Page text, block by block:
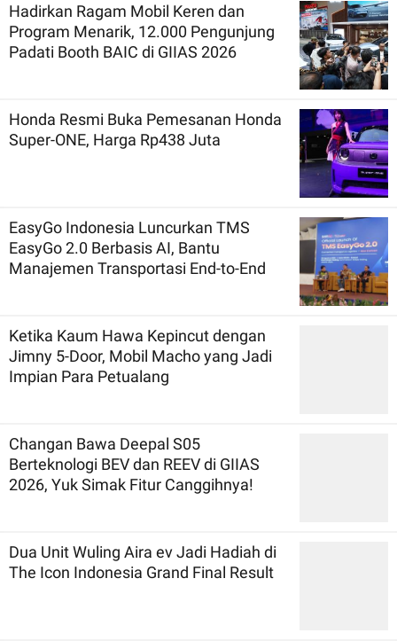
Hadirkan Ragam Mobil Keren dan
Program Menarik, 12.000 Pengunjung
Padati Booth BAIC di GIIAS 2026
Honda Resmi Buka Pemesanan Honda
Super-ONE, Harga Rp438 Juta
EasyGo Indonesia Luncurkan TMS
EasyGo 2.0 Berbasis AI, Bantu
Manajemen Transportasi End-to-End
Ketika Kaum Hawa Kepincut dengan
Jimny 5-Door, Mobil Macho yang Jadi
Impian Para Petualang
Changan Bawa Deepal S05
Berteknologi BEV dan REEV di GIIAS
2026, Yuk Simak Fitur Canggihnya!
Dua Unit Wuling Aira ev Jadi Hadiah di
The Icon Indonesia Grand Final Result